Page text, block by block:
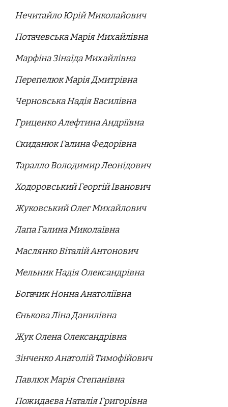
Нечитайло Юрій Миколайович
Потачевська Марія Михайлівна
Марфіна Зінаїда Михайлівна
Перепелюк Марія Дмитрівна
Черновська Надія Василівна
Гриценко Алефтина Андріївна
Скиданюк Галина Федорівна
Таралло Володимир Леонідович
Ходоровський Георгій Іванович
Жуковський Олег Михайлович
Лапа Галина Миколаївна
Маслянко Віталій Антонович
Мельник Надія Олександрівна
Богачик Нонна Анатоліївна
Єнькова Ліна Данилівна
Жук Олена Олександрівна
Зінченко Анатолій Тимофійович
Павлюк Марія Степанівна
Пожидаєва Наталія Григорівна